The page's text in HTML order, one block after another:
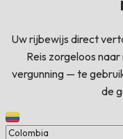
Uw rijbewijs direct
Reis zorgeloos
vergunning — te
de